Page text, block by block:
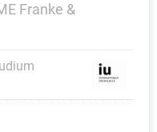
Franke &